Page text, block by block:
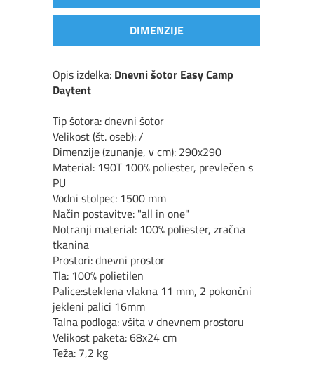
DIMENZIJE
Opis izdelka: Dnevni šotor Easy Camp
Daytent
Tip šotora: dnevni šotor
Velikost (št. oseb): /
Dimenzije (zunanje, v cm): 290x290
Material: 190T 100% poliester, prevlečen s
PU
Vodni stolpec: 1500 mm
Način postavitve: "all in one"
Notranji material: 100% poliester, zračna
tkanina
Prostori: dnevni prostor
Tla: 100% polietilen
Palice:steklena vlakna 11 mm, 2 pokončni
jekleni palici 16mm
Talna podloga: všita v dnevnem prostoru
Velikost paketa: 68x24 cm
Teža: 7,2 kg